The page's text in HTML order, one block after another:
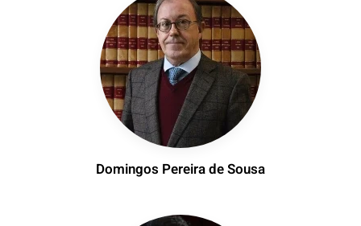
Domingos Pereira de Sousa